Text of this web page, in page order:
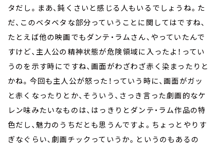
タだし。まあ、鈍くさいと感じる人もいるでしょうね。た
だ、このベタベタな部分っていうことに関してはですね、
たとえば他の映画でもダンテ・ラムさん、やっていたんで
すけど、主人公の精神状態が危険領域に入ったよ！ってい
うのを示す時にですね、画面がわざわざ赤く染まったりと
かね。今回も主人公が怒った！っていう時に、画面がガッ
と赤くなったりとか、そういう、さっき言った劇画的なケ
レン味みたいなものは、はっきりとダンテ・ラム作品の特
色だし、魅力のうちだとも思うんですよ。ちょっとやりす
ぎなぐらい、劇画チックっていうか。というのもあるの